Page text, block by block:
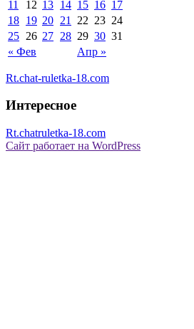
« Фев Апр »
11 12 13 14 15 16 17
18 19 20 21 22 23 24
25 26 27 28 29 30 31
Rt.chat-ruletka-18.com
Интересное
Rt.chatruletka-18.com
Сайт работает на WordPress